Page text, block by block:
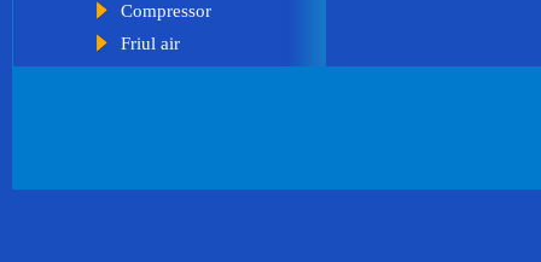
Compressor
Friul air